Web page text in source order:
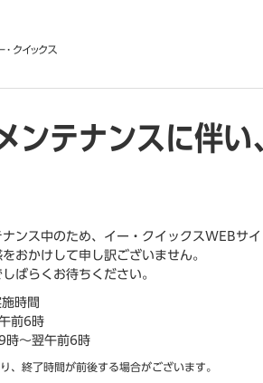
ンテナンスに伴
ンス中のため、イー・クイックスWEBサ
おかけして申し訳ございません。
ばらくお待ちください。
時間
前6時
～翌午前6時
、終了時間が前後する場合がございます。